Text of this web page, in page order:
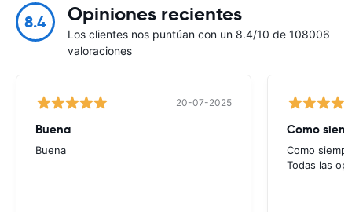
8.4 Opiniones recientes
Los clientes nos puntúan con un 8.4/10 de 108006
valoraciones
20-07-2025
Buena
Buena
Como
Como
Todas las